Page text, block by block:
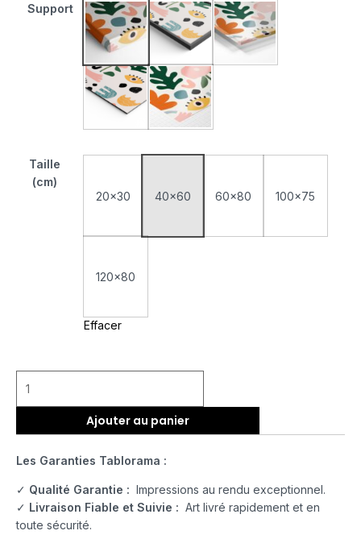
Support
Tableau Monté Sur Châssis
Tableau Cadre Flottant
Tableau Plexiglas
Tableau AluminiumPoster sur Papier Photo
Taille
(cm)
20x30
40x60 60x80 100x75
120x80
Effacer
Ajouter au panier
Les Garanties Tablorama :
✓ Qualité Garantie : Impressions au rendu exceptionnel.
✓ Livraison Fiable et Suivie : Art livré rapidement et en
toute sécurité.